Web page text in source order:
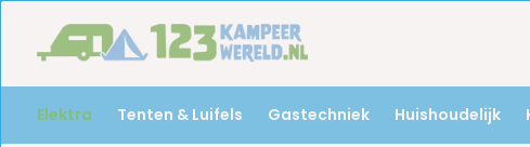
Elektra Tenten & Luifels Gastechniek Huishoudelijk